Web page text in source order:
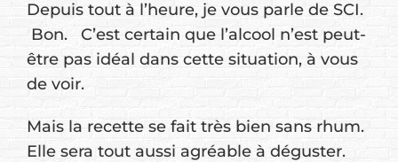
Depuis tout à l’heure, je vous parle de SCI.
Bon. C’est certain que l’alcool n’est peut-
être pas idéal dans cette situation, à vous
de voir.
Mais la recette se fait très bien sans rhum.
Elle sera tout aussi agréable à déguster.